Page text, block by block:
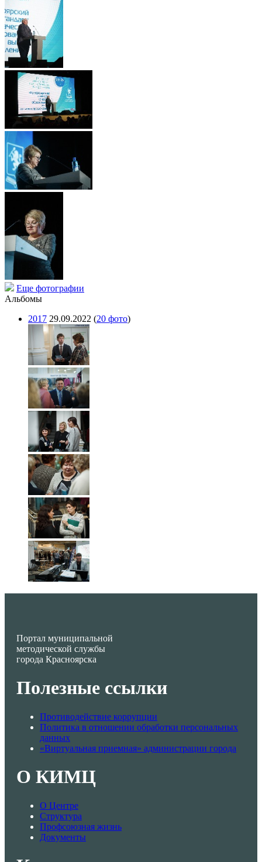
Еще фотографии
Альбомы
2017 29.09.2022 (20 фото)
Портал муниципальной
методической службы
города Красноярска
Полезные ссылки
Противодействие коррупции
Политика в отношении обработки персональных
данных
«Виртуальная приемная» администрации города
О КИМЦ
О Центре
Структура
Профсоюзная жизнь
Документы